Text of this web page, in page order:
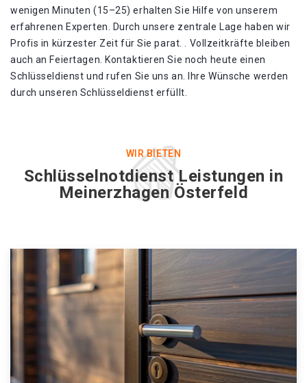
wenigen Minuten (15–25) erhalten Sie Hilfe von unserem
erfahrenen Experten. Durch unsere zentrale Lage haben wir
Profis in kürzester Zeit für Sie parat. . Vollzeitkräfte bleiben
auch an Feiertagen. Kontaktieren Sie noch heute einen
Schlüsseldienst und rufen Sie uns an. Ihre Wünsche werden
durch unseren Schlüsseldienst erfüllt.
WIR BIETEN
Schlüsselnotdienst Leistungen in
Meinerzhagen Österfeld